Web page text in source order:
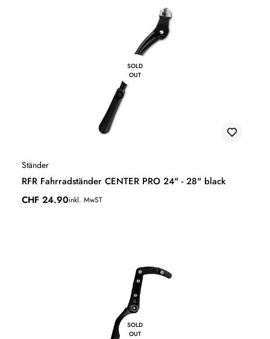
SOLD
OUT
Ständer
RFR Fahrradständer CENTER PRO 24" - 28" black
CHF 24.90inkl. MwST
SOLD
OUT